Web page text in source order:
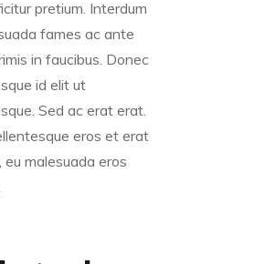
pretium. Interdum
fames ac ante
in faucibus. Donec
id elit ut
Sed ac erat erat.
eros et erat
eu malesuada eros